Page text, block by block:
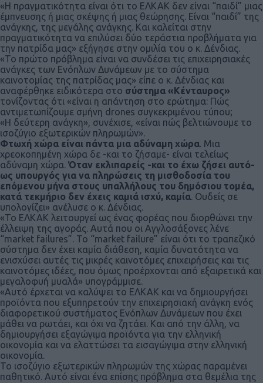
«Η πραγματικότητα είναι ότι το ΕΛΚΑΚ δεν είναι “παιδί” μιας
έμπνευσης ή μιας σκέψης ή μιας θεώρησης. Είναι “παιδί” της
ανάγκης, της μεγάλης ανάγκης. Και καλείται στην
πραγματικότητα να επιλύσει δύο τεράστια προβλήματα για
την πατρίδα μας» εξήγησε στην ομιλία του ο κ. Δένδιας.
«Το πρώτο πρόβλημα είναι να συνδέσει τις επιχειρησιακές
ανάγκες των Ενόπλων Δυνάμεων με το σύστημα
καινοτομίας της πατρίδας μας» είπε ο κ. Δένδιας και
αναφέρθηκε ειδικότερα στο σύστημα «Κένταυρος»
τονίζοντας ότι «είναι η απάντηση στο ερώτημα: Πώς
αντιμετωπίζουμε σμήνη drones συγκεκριμένου τύπου;
«Η δεύτερη ανάγκη», συνέχισε, «είναι πώς βελτιώνουμε το
ισοζύγιο εξωτερικών πληρωμών».
Φτωχή χώρα είναι πάντα μια αδύναμη χώρα. Μια
χρεοκοπημένη χώρα δε -και το ζήσαμε- είναι τελείως
αδύναμη χώρα. Όταν εκλιπαρείς -και το έχω ζήσει αυτό-
ως υπουργός για να πληρώσεις τη μισθοδοσία του
επόμενου μήνα στους υπαλλήλους του δημόσιου τομέα,
κατά τεκμήριο δεν έχεις καμιά ισχύ, καμία. Ουδείς σε
υπολογίζει» ανέλυσε ο κ. Δένδιας.
«Το ΕΛΚΑΚ λειτουργεί ως ένας φορέας που διορθώνει την
έλλειψη της αγοράς. Αυτά που οι Αγγλοσάξονες λένε
“market failures”. Το “market failure” είναι ότι το τραπεζικό
σύστημα δεν έχει καμία διάθεση, καμία δυνατότητα να
ενισχύσει αυτές τις μικρές καινοτόμες επιχειρήσεις και τις
καινοτόμες ιδέες, που όμως προέρχονται από εξαιρετικά και
μεγαλοφυή μυαλά» υπογράμμισε.
«Αυτό έρχεται να καλύψει το ΕΛΚΑΚ και να δημιουργήσει
προϊόντα που εξυπηρετούν την επιχειρησιακή ανάγκη ενός
διαφορετικού συστήματος Ενόπλων Δυνάμεων που έχει
μάθει να ρωτάει, και όχι να ζητάει. Και από την άλλη, να
δημιουργήσει εξαγώγιμα προϊόντα για την ελληνική
οικονομία και να ελαττώσει τα εισαγώγιμα στην ελληνική
οικονομία.
Το ισοζύγιο εξωτερικών πληρωμών της χώρας παραμένει
παθητικό. Αυτό είναι ένα επίσης πρόβλημα στα θεμέλια της